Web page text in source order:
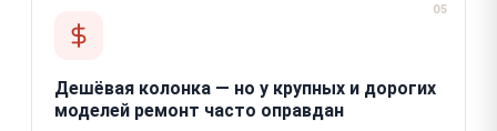
05
Дешёвая колонка — но у крупных и дорогих
моделей ремонт часто оправдан